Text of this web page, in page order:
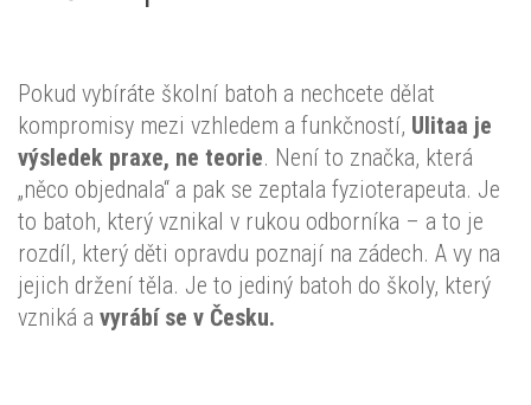
Pokud vybíráte školní batoh a nechcete dělat
kompromisy mezi vzhledem a funkčností, Ulitaa je
výsledek praxe, ne teorie. Není to značka, která
„něco objednala“ a pak se zeptala fyzioterapeuta. Je
to batoh, který vznikal v rukou odborníka – a to je
rozdíl, který děti opravdu poznají na zádech. A vy na
jejich držení těla. Je to jediný batoh do školy, který
vzniká a vyrábí se v Česku.